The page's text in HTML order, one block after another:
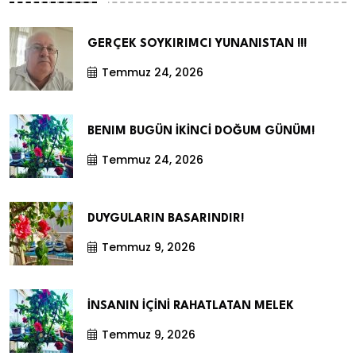
GERÇEK SOYKIRIMCI YUNANISTAN !!!
Temmuz 24, 2026
BENIM BUGÜN İKİNCİ DOĞUM GÜNÜM!
Temmuz 24, 2026
DUYGULARIN BASARINDIR!
Temmuz 9, 2026
İNSANIN İÇİNİ RAHATLATAN MELEK
Temmuz 9, 2026